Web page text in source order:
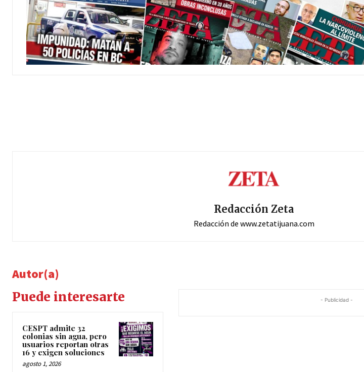
Redacción Zeta
Redacción de www.zetatijuana.com
Autor(a)
Puede interesarte
CESPT admite 32
colonias sin agua, pero
usuarios reportan otras
16 y exigen soluciones
agosto 1, 2026
- Publicidad -